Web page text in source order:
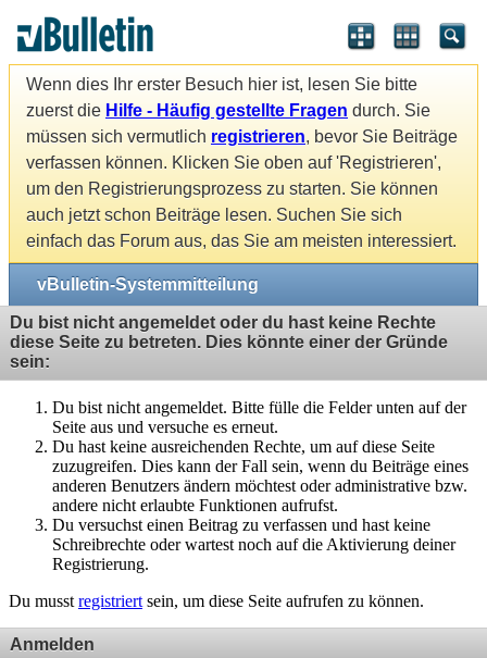
Wenn dies Ihr erster Besuch hier ist, lesen Sie bitte
zuerst die Hilfe - Häufig gestellte Fragen durch. Sie
müssen sich vermutlich registrieren, bevor Sie Beiträge
verfassen können. Klicken Sie oben auf 'Registrieren',
um den Registrierungsprozess zu starten. Sie können
auch jetzt schon Beiträge lesen. Suchen Sie sich
einfach das Forum aus, das Sie am meisten interessiert.
vBulletin-Systemmitteilung
Du bist nicht angemeldet oder du hast keine Rechte
diese Seite zu betreten. Dies könnte einer der Gründe
sein:
Du bist nicht angemeldet. Bitte fülle die Felder unten auf der
Seite aus und versuche es erneut.
Du hast keine ausreichenden Rechte, um auf diese Seite
zuzugreifen. Dies kann der Fall sein, wenn du Beiträge eines
anderen Benutzers ändern möchtest oder administrative bzw.
andere nicht erlaubte Funktionen aufrufst.
Du versuchst einen Beitrag zu verfassen und hast keine
Schreibrechte oder wartest noch auf die Aktivierung deiner
Registrierung.
Du musst registriert sein, um diese Seite aufrufen zu können.
Anmelden